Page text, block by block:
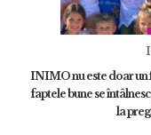
INIMO nu este doar un
faptele bune se
la